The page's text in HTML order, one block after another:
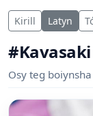
Kirill Latyn
Osy teg